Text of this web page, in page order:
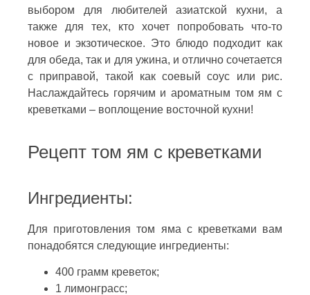
выбором для любителей азиатской кухни, а
также для тех, кто хочет попробовать что-то
новое и экзотическое. Это блюдо подходит как
для обеда, так и для ужина, и отлично сочетается
с приправой, такой как соевый соус или рис.
Наслаждайтесь горячим и ароматным том ям с
креветками – воплощение восточной кухни!
Рецепт том ям с креветками
Ингредиенты:
Для приготовления том яма с креветками вам
понадобятся следующие ингредиенты:
400 грамм креветок;
1 лимонграсс;